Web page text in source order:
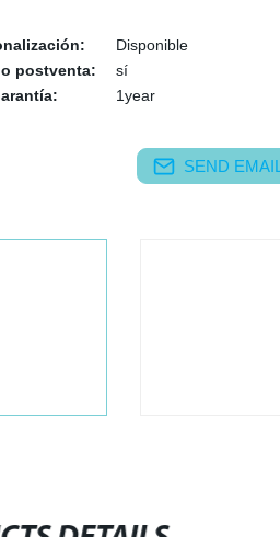
Disponible
postventa:
sí
1year
SEND